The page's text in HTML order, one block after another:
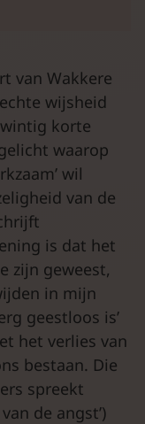
van Wakkere
wijsheid
korte
waarop
wil
van de
is dat het
zijn geweest,
in mijn
geestloos is’
het verlies van
bestaan. Die
spreekt
de angst’)